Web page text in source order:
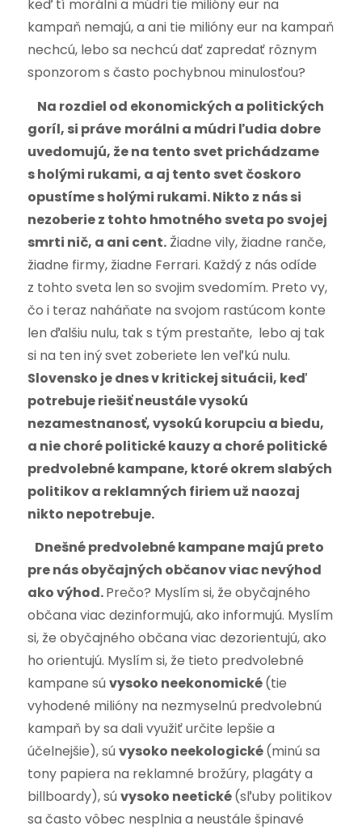
keď tí morálni a múdri tie milióny eur na
kampaň nemajú, a ani tie milióny eur na kampaň
nechcú, lebo sa nechcú dať zapredať rôznym
sponzorom s často pochybnou minulosťou?
Na rozdiel od ekonomických a politických
goríl, si práve morálni a múdri ľudia dobre
uvedomujú, že na tento svet prichádzame
s holými rukami, a aj tento svet čoskoro
opustíme s holými rukami. Nikto z nás si
nezoberie z tohto hmotného sveta po svojej
smrti nič, a ani cent.Žiadne vily, žiadne ranče,
žiadne firmy, žiadne Ferrari. Každý z nás odíde
z tohto sveta len so svojim svedomím. Preto vy,
čo i teraz naháňate na svojom rastúcom konte
len ďalšiu nulu, tak s tým prestaňte, lebo aj tak
si na ten iný svet zoberiete len veľkú nulu.
Slovensko je dnes v kritickej situácii, keď
potrebuje riešiť neustále vysokú
nezamestnanosť, vysokú korupciu a biedu,
a nie choré politické kauzy a choré politické
predvolebné kampane, ktoré okrem slabých
politikov a reklamných firiem už naozaj
nikto nepotrebuje.
Dnešné predvolebnékampane majú preto
pre nás obyčajných občanov viac nevýhod
ako výhod.Prečo? Myslím si, že obyčajného
občana viac dezinformujú, ako informujú. Myslím
si, že obyčajného občana viac dezorientujú, ako
ho orientujú. Myslím si, že tieto predvolebné
kampane sú vysoko neekonomické(tie
vyhodené milióny na nezmyselnú predvolebnú
kampaň by sa dali využiť určite lepšie a
účelnejšie), sú vysoko neekologické(minú sa
tony papiera na reklamné brožúry, plagáty a
billboardy), sú vysoko neetické(sľuby politikov
sa často vôbec nesplnia a neustále špinavé